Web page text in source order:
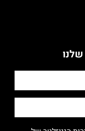
שלנו